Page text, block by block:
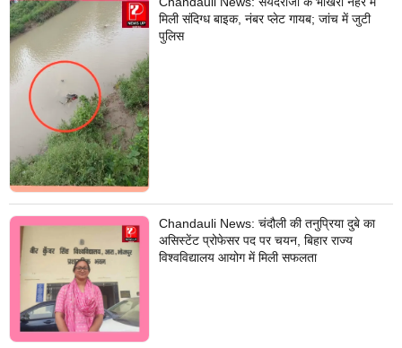
मिली संदिग्ध बाइक, नंबर प्लेट गायब; जांच में जुटी
पुलिस
Chandauli News: चंदौली की तनुप्रिया दुबे का
असिस्टेंट प्रोफेसर पद पर चयन, बिहार राज्य
विश्वविद्यालय आयोग में मिली सफलता